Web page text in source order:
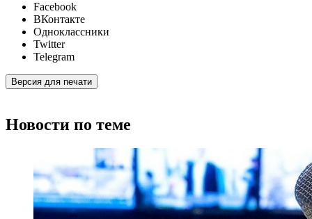
Facebook
ВКонтакте
Одноклассники
Twitter
Telegram
Версия для печати
Новости по теме